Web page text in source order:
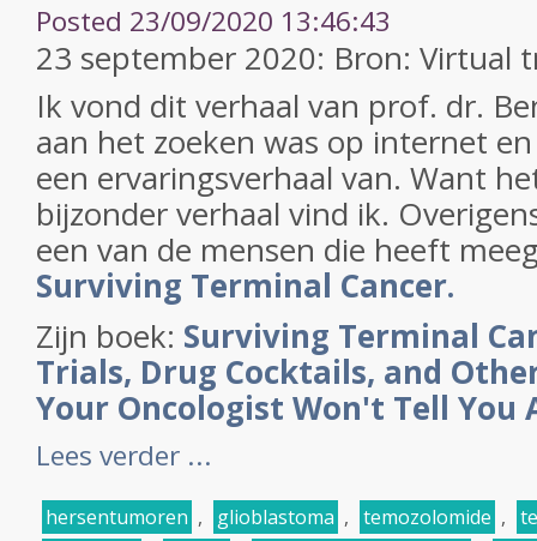
Posted 23/09/2020 13:46:43
23 september 2020: Bron: Virtual
Ik vond dit verhaal van prof. dr.
aan het zoeken was op internet
een ervaringsverhaal van. Want
bijzonder verhaal vind ik.
een van de mensen die heeft
Surviving Terminal Cancer.
Zijn boek: Surviving Terminal
Trials, Drug Cocktails, and
Your Oncologist Won't Tell You
Lees verder ...
hersentumoren , glioblastoma , temozolomide ,